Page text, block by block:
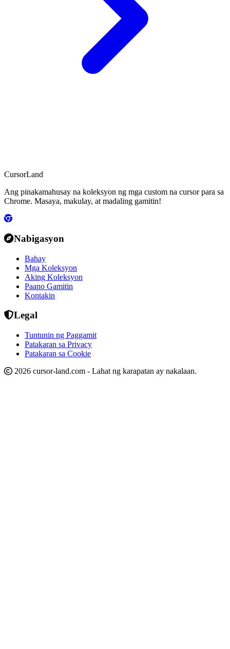
CursorLand
Ang pinakamahusay na koleksyon ng mga custom na cursor para sa
Chrome. Masaya, makulay, at madaling gamitin!
Nabigasyon
Bahay
Mga Koleksyon
Aking Koleksyon
Paano Gamitin
Kontakin
Legal
Tuntunin ng Paggamit
Patakaran sa Privacy
Patakaran sa Cookie
2026 cursor-land.com - Lahat ng karapatan ay nakalaan.